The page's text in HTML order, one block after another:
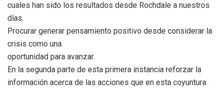
cuales han sido los resultados desde Rochdale a nuestros
días.
Procurar generar pensamiento positivo desde considerar la
crisis como una
oportunidad para avanzar.
En la segunda parte de esta primera instancia reforzar la
información acerca de las acciones que en esta coyuntura